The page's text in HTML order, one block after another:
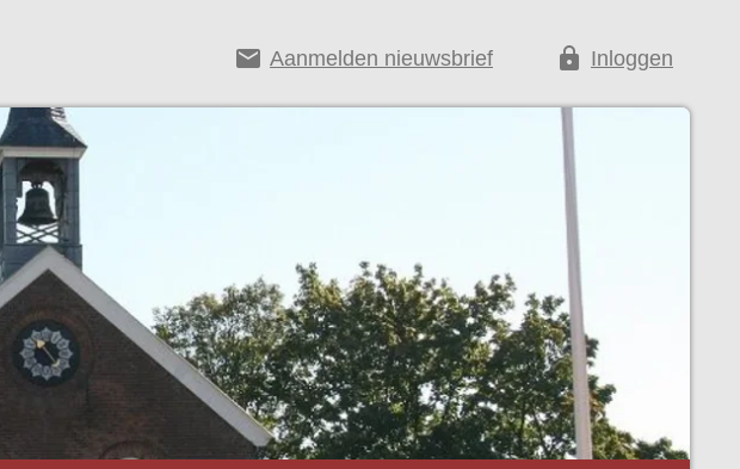
email Aanmelden nieuwsbrief lock Inloggen